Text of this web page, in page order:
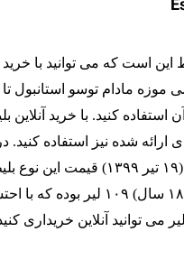
این است که می توانید با خرید
استفاده کنید. با خرید آنلاین
ارائه شده نیز استفاده کنید.
نگارش این مقاله (۱۹ تیر ۱۳۹۹) قیمت
بزرگسالان (بالای ۱۸ سال) ۱۰۹